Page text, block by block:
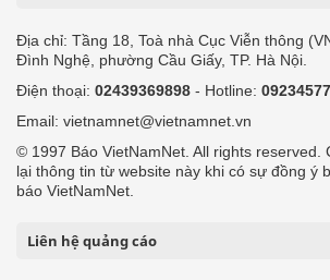
Địa chỉ: Tầng 18, Toà nhà Cục Viễn thông
Đình Nghệ, phường Cầu Giấy, TP. Hà Nội.
Điện thoại: 02439369898 - Hotline:
Email: vietnamnet@vietnamnet.vn
© 1997 Báo VietNamNet. All rights reserved.
lại thông tin từ website này khi có sự đồng ý
báo VietNamNet.
Liên hệ quảng cáo